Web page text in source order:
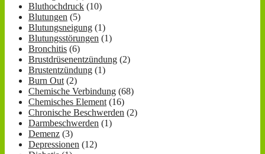
Bluthochdruck (10)
Blutungen (5)
Blutungsneigung (1)
Blutungsstörungen (1)
Bronchitis (6)
Brustdrüsenentzündung (2)
Brustentzündung (1)
Burn Out(2)
Chemische Verbindung (68)
Chemisches Element(16)
Chronische Beschwerden (2)
Darmbeschwerden (1)
Demenz (3)
Depressionen (12)